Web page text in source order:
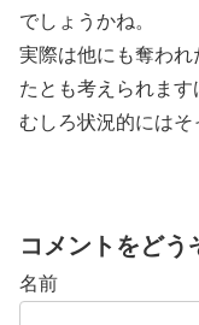
でしょうかね。
実際は他にも奪わ
たとも考えられます
むしろ状況的にはそ
コメントをどう
名前